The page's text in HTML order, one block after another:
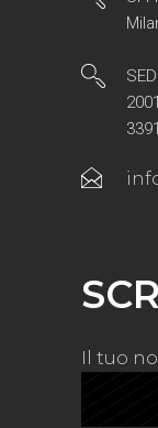
Il tuo